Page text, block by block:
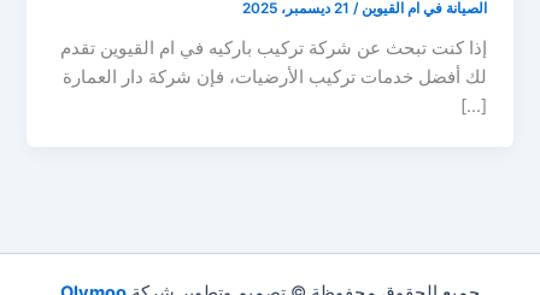
الصيانة في ام القيوين/ 21 ديسمبر، 2025
إذا كنت تبحث عن شركة تركيب باركيه في ام القيوين تقدم
لك أفضل خدمات تركيب الأرضيات، فإن شركة دار العمارة
[…]